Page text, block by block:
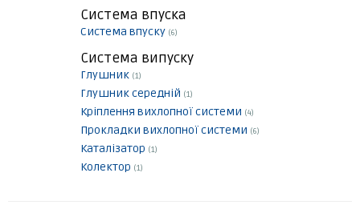
Система впуска
Система впуску (6)
Система випуску
Глушник (1)
Глушник середній (1)
Кріплення вихлопної системи (4)
Прокладки вихлопної системи (6)
Каталізатор (1)
Колектор (1)